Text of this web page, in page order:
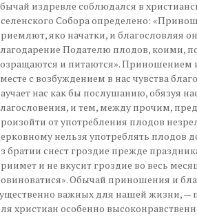
издревле соблюдался в
Собора определено:
яко начатки, и благословляя
Подателю плодов, коими,
и питаются». Приношением
с возбуждением в нас чувства
нас как бы послушанию, обязуя
и тем, между прочим,
от употребления плодов
нельзя употреблять плодов
братии снест гроздие прежде
и не вкусит гроздие во весь
Обычай приношения и
важных для нашей жизни, —
христиан особенно